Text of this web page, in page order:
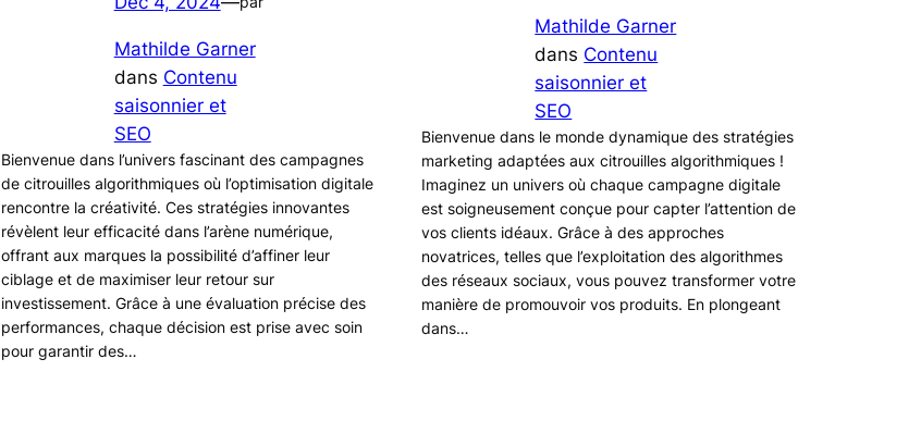
Mathilde Garner
dans Contenu
saisonnier et
SEO
Bienvenue dans l’univers fascinant des campagnes
de citrouilles algorithmiques où l’optimisation digitale
rencontre la créativité. Ces stratégies innovantes
révèlent leur efficacité dans l’arène numérique,
offrant aux marques la possibilité d’affiner leur
ciblage et de maximiser leur retour sur
investissement. Grâce à une évaluation précise des
performances, chaque décision est prise avec soin
pour garantir des…
Mathilde Garner
dans Contenu
saisonnier et
SEO
Bienvenue dans le monde dynamique des stratégies
marketing adaptées aux citrouilles algorithmiques !
Imaginez un univers où chaque campagne digitale
est soigneusement conçue pour capter l’attention de
vos clients idéaux. Grâce à des approches
novatrices, telles que l’exploitation des algorithmes
des réseaux sociaux, vous pouvez transformer votre
manière de promouvoir vos produits. En plongeant
dans…